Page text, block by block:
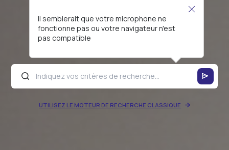
Il semblerait que votre microphone ne
fonctionne pas ou votre navigateur n'est
pas compatible
UTILISEZ LE MOTEUR DE RECHERCHE CLASSIQUE